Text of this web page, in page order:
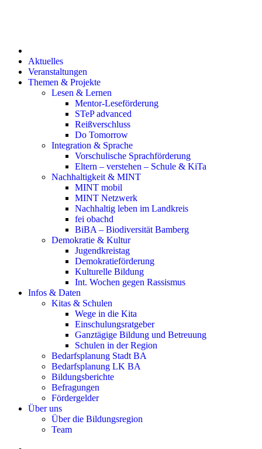
Aktuelles
Veranstaltungen
Themen & Projekte
Lesen & Lernen
Mentor-Leseförderung
STeP advanced
Reißverschluss
Do Tomorrow
Integration & Sprache
Vorschulische Sprachförderung
Eltern – verstehen – Schule & KiTa
Nachhaltigkeit & MINT
MINT mobil
MINT Netzwerk
Nachhaltig leben im Landkreis
fei obachd
BiBA – Biodiversität Bamberg
Demokratie & Kultur
Jugendkreistag
Demokratieförderung
Kulturelle Bildung
Int. Wochen gegen Rassismus
Infos & Daten
Kitas & Schulen
Wege in die Kita
Einschulungsratgeber
Ganztägige Bildung und Betreuung
Schulen in der Region
Bedarfsplanung Stadt BA
Bedarfsplanung LK BA
Bildungsberichte
Befragungen
Förder­gelder
Über uns
Über die Bildungsregion
Team